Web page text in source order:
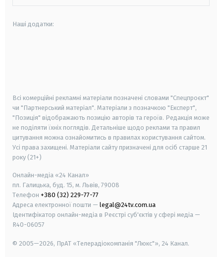
Наші додатки:
Всі комерційні рекламні матеріали позначені словами "Спецпроєкт"
чи "Партнерський матеріал". Матеріали з позначкою "Експерт",
"Позиція" відображають позицію авторів та героїв. Редакція може
не поділяти їхніх поглядів. Детальніше щодо реклами та правил
цитування можна ознайомитись в правилах користування сайтом.
Усі права захищені. Матеріали сайту призначені для осіб старше 21
року (21+)
Онлайн-медіа «24 Канал»
пл. Галицька, буд. 15, м. Львів, 79008
Телефон +380 (32) 229-77-77
Адреса електронної пошти — legal@24tv.com.ua
Ідентифікатор онлайн-медіа в Реєстрі суб'єктів у сфері медіа —
R40-06057
© 2005—2026, ПрАТ «Телерадіокомпанія "Люкс"», 24 Канал.